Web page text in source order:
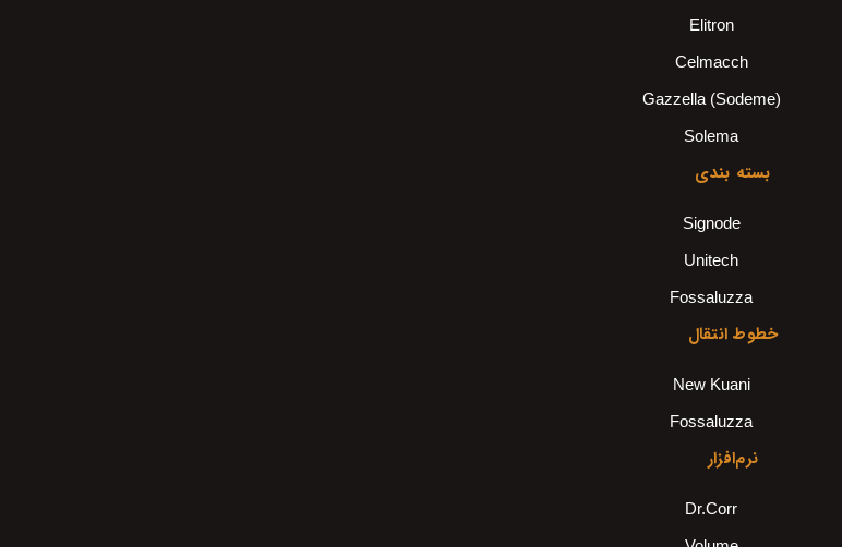
Elitron
Celmacch
Gazzella (Sodeme)
Solema
بسته بندی
Signode
Unitech
Fossaluzza
خطوط انتقال
New Kuani
Fossaluzza
نرم‌افزار
Dr.Corr